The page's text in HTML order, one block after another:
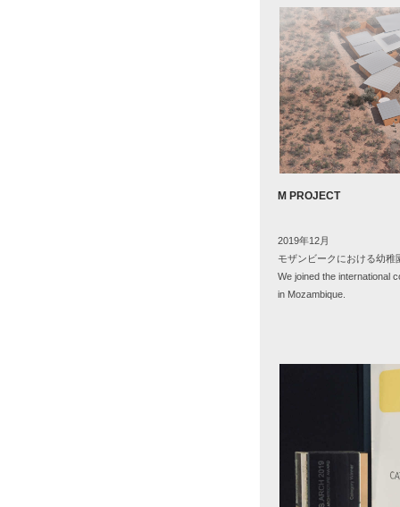
M PROJECT
2019年12月
モザンビークにおける幼
We joined the international
in Mozambique.